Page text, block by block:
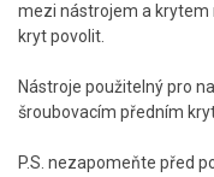
mezi nástrojem a krytem
kryt povolit.
Nástroje použitelný pro
šroubovacím předním
P.S. nezapomeňte před